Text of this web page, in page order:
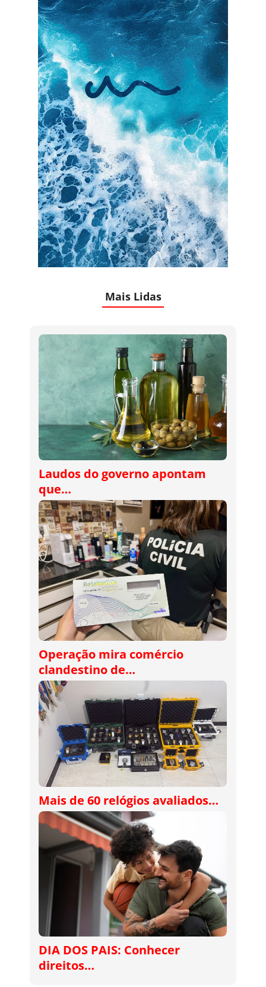
Mais Lidas
Laudos do governo apontam
que…
Operação mira comércio
clandestino de…
Mais de 60 relógios avaliados…
DIA DOS PAIS: Conhecer
direitos…